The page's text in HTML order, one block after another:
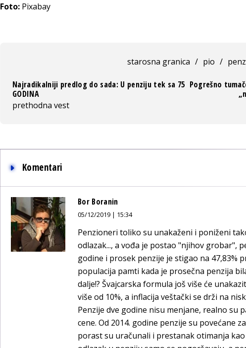
Foto: Pixabay
starosna granica / pio /
Najradikalniji predlog do sada: U penziju tek sa 75
GODINA
prethodna vest
Pogrešno
Komentari
Bor Boranin
05/12/2019 | 15:34
Penzioneri toliko su unakaženi i poniženi
odlazak..., a vođa je postao "njihov grobar",
godine i prosek penzije je stigao na 47,83%
populacija pamti kada je prosečna penzija
dalje!? Švajcarska formula još više će
više od 10%, a inflacija veštački se drži na
Penzije dve godine nisu menjane, realno su
cene. Od 2014. godine penzije su povećane
porast su uračunali i prestanak otimanja